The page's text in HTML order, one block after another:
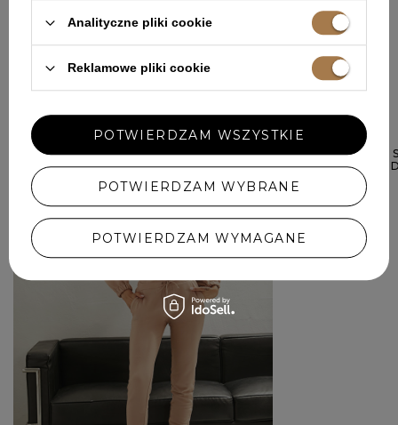
W PODOBNYM KOLORZE
OKAZJA
SANSITA - MINI
FANTAZYJNYM
769,00 ZŁ
Analityczne pliki cookie
Reklamowe pliki cookie
POTWIERDZAM WYBRANE
POTWIERDZAM WYMAGANE
POTWIERDZAM WSZYSTKIE